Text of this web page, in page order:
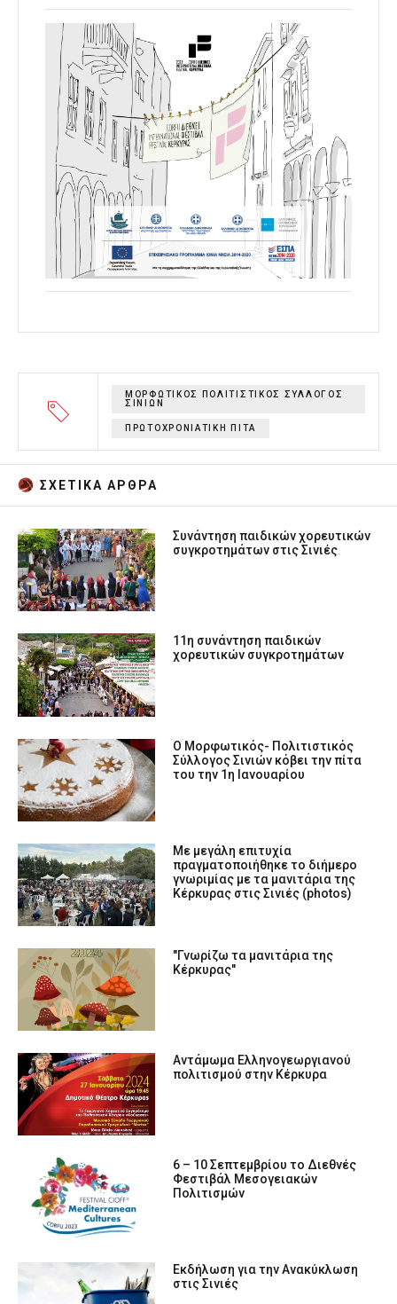
ΜΟΡΦΩΤΙΚΟΣ ΠΟΛΙΤΙΣΤΙΚΟΣ ΣΥΛΛΟΓΟΣ
ΣΙΝΙΩΝ
ΠΡΩΤΟΧΡΟΝΙΑΤΙΚΗ ΠΙΤΑ
ΣΧΕΤΙΚA AΡΘΡΑ
Συνάντηση παιδικών χορευτικών
συγκροτημάτων στις Σινιές
11η συνάντηση παιδικών
χορευτικών συγκροτημάτων
Ο Μορφωτικός- Πολιτιστικός
Σύλλογος Σινιών κόβει την πίτα
του την 1η Ιανουαρίου
Με μεγάλη επιτυχία
πραγματοποιήθηκε το διήμερο
γνωριμίας με τα μανιτάρια της
Κέρκυρας στις Σινιές (photos)
"Γνωρίζω τα μανιτάρια της
Κέρκυρας"
Αντάμωμα Ελληνογεωργιανού
πολιτισμού στην Κέρκυρα
6 – 10 Σεπτεμβρίου το Διεθνές
Φεστιβάλ Μεσογειακών
Πολιτισμών
Εκδήλωση για την Ανακύκλωση
στις Σινιές